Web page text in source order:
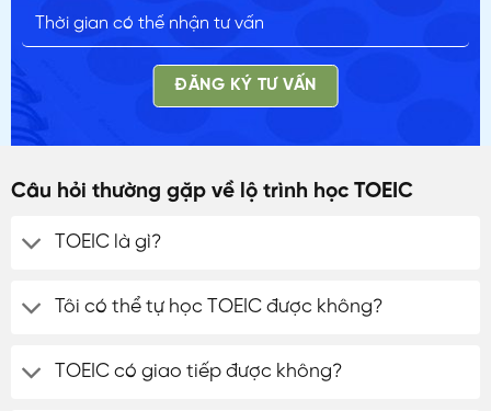
ĐĂNG KÝ TƯ VẤN
Câu hỏi thường gặp về lộ trình học TOEIC
TOEIC là gì?
Tôi có thể tự học TOEIC được không?
TOEIC có giao tiếp được không?